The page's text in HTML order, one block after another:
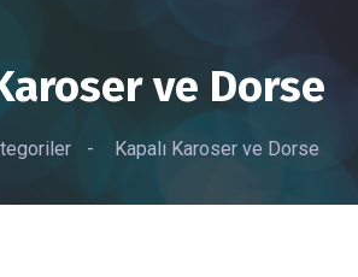
ve Dorse
- Kapalı Karoser ve Dorse